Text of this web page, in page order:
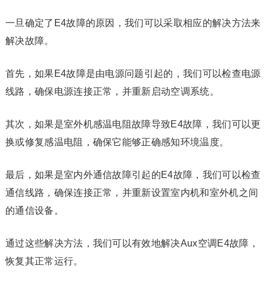
一旦确定了E4故障的原因，我们可以采取相应的解决方法来
解决故障。
首先，如果E4故障是由电源问题引起的，我们可以检查电源
线路，确保电源连接正常，并重新启动空调系统。
其次，如果是室外机感温电阻故障导致E4故障，我们可以更
换或修复感温电阻，确保它能够正确感知环境温度。
最后，如果是室内外通信故障引起的E4故障，我们可以检查
通信线路，确保连接正常，并重新设置室内机和室外机之间
的通信设备。
通过这些解决方法，我们可以有效地解决Aux空调E4故障，
恢复其正常运行。